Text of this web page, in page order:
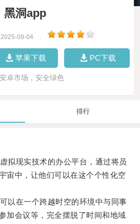
黑洞app
09-04
苹果下载 PC下载
安卓市场，安全绿色
排行
现实技术的办公平台，通过将员
宙中，让他们可以在这个个性化空
在一个跨越时空的环境中与同事
加会议等，完全摆脱了时间和地域